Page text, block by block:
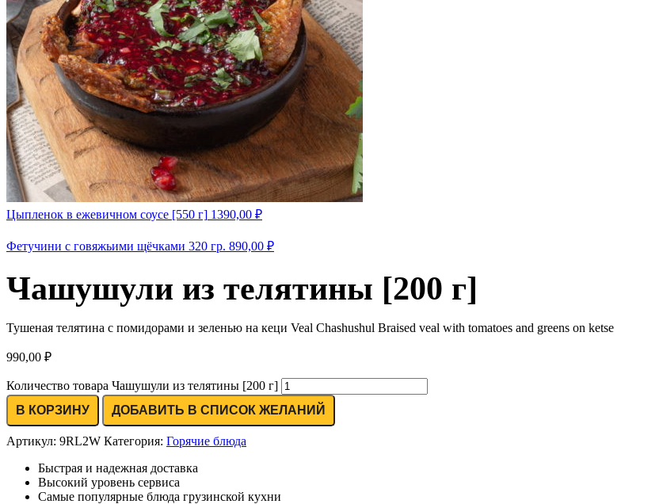
Цыпленок в ежевичном соусе [550 г] 1390,00 ₽
Фетучини с говяжьими щёчками 320 гр. 890,00 ₽
Чашушули из телятины [200 г]
Тушеная телятина с помидорами и зеленью на кеци Veal Chashushul Braised veal with tomatoes and greens on ketse
990,00 ₽
Количество товара Чашушули из телятины [200 г]
В КОРЗИНУ
ДОБАВИТЬ В СПИСОК ЖЕЛАНИЙ
Артикул: 9RL2W Категория: Горячие блюда
Быстрая и надежная доставка
Высокий уровень сервиса
Самые популярные блюда грузинской кухни